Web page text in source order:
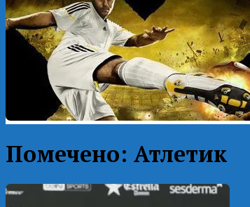
Помечено: Атлетик